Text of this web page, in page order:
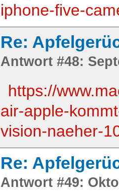
iphone-five-
Re:
Antwort #48:
https://
air-apple-
vision-naeher-
Re:
Antwort #49: